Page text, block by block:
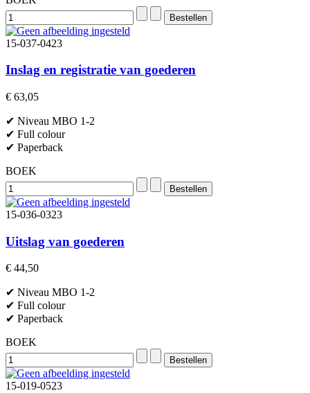
15-037-0423
Inslag en registratie van goederen
€ 63,05
✔ Niveau MBO 1-2
✔ Full colour
✔ Paperback
BOEK
15-036-0323
Uitslag van goederen
€ 44,50
✔ Niveau MBO 1-2
✔ Full colour
✔ Paperback
BOEK
15-019-0523